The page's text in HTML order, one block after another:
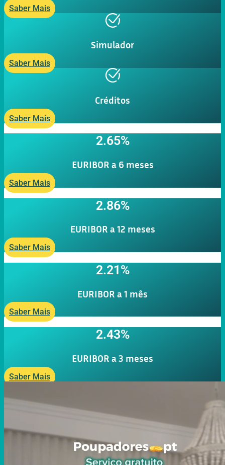
Saber Mais
Simulador
Saber Mais
Créditos
Saber Mais
2.65%
EURIBOR a 6 meses
Saber Mais
2.86%
EURIBOR a 12 meses
Saber Mais
2.21%
EURIBOR a 1 mês
Saber Mais
2.43%
EURIBOR a 3 meses
Saber Mais